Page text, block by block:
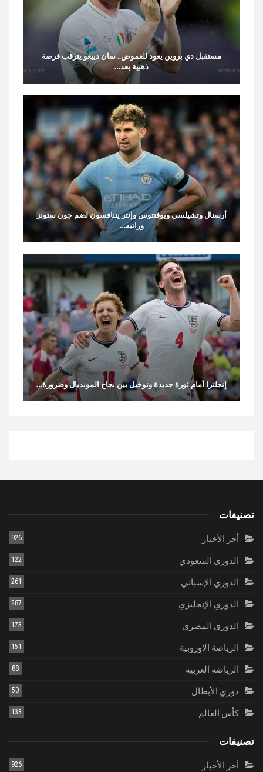
مستقبل دي بروين يعود للغموض.. سان دييغو يترقب فرصة
ذهبية بعد…
أرسنال وتشيلسي ويوفنتوس وإنتر يتنافسون لضم جون ستونز
وراتبه…
إنجلترا أمام ثورة جديدة وتوخيل بين نجاح المونديال وضرورة…
تصنيفات
أخر الأخبار 926
الدورى السعودي 122
الدوري الإسباني 261
الدوري الإنجليزي 287
الدوري المصري 173
الرياضة الاوروبية 151
الرياضة العربية 88
دوري الأبطال 50
كأس العالم 133
تصنيفات
أخر الأخبار 926